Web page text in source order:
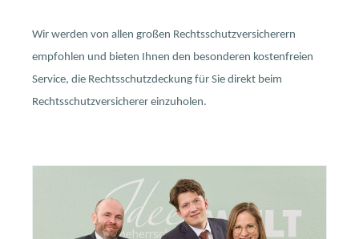
Wir werden von allen großen Rechtsschutzversicherern
empfohlen und bieten Ihnen den besonderen kostenfreien
Service, die Rechtsschutzdeckung für Sie direkt beim
Rechtsschutzversicherer einzuholen.